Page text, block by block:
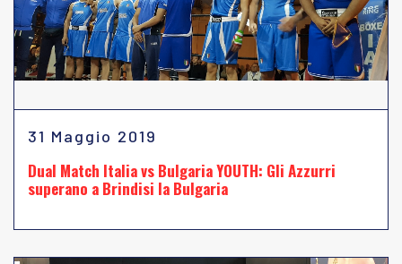
31 Maggio 2019
Dual Match Italia vs Bulgaria YOUTH: Gli Azzurri
superano a Brindisi la Bulgaria